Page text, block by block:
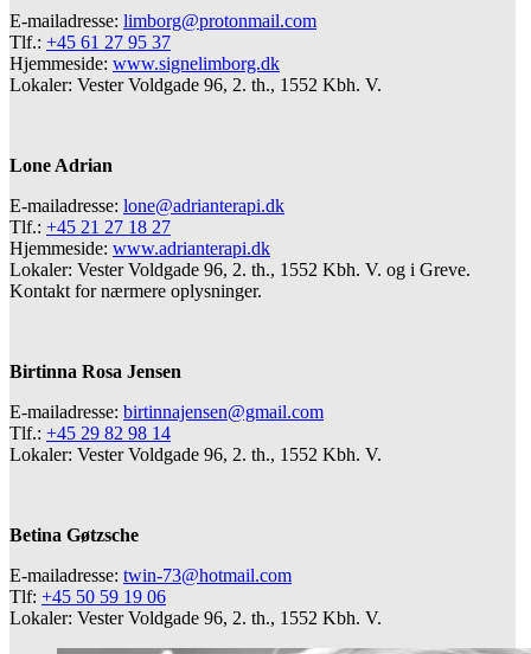
E-mailadresse: limborg@protonmail.com
Tlf.: +45 61 27 95 37
Hjemmeside: www.signelimborg.dk
Lokaler: Vester Voldgade 96, 2. th., 1552 Kbh. V.
Lone Adrian
E-mailadresse: lone@adrianterapi.dk
Tlf.: +45 21 27 18 27
Hjemmeside: www.adrianterapi.dk
Lokaler: Vester Voldgade 96, 2. th., 1552 Kbh. V. og i Greve.
Kontakt for nærmere oplysninger.
Birtinna Rosa Jensen
E-mailadresse: birtinnajensen@gmail.com
Tlf.: +45 29 82 98 14
Lokaler: Vester Voldgade 96, 2. th., 1552 Kbh. V.
Betina Gøtzsche
E-mailadresse: twin-73@hotmail.com
Tlf: +45 50 59 19 06
Lokaler: Vester Voldgade 96, 2. th., 1552 Kbh. V.